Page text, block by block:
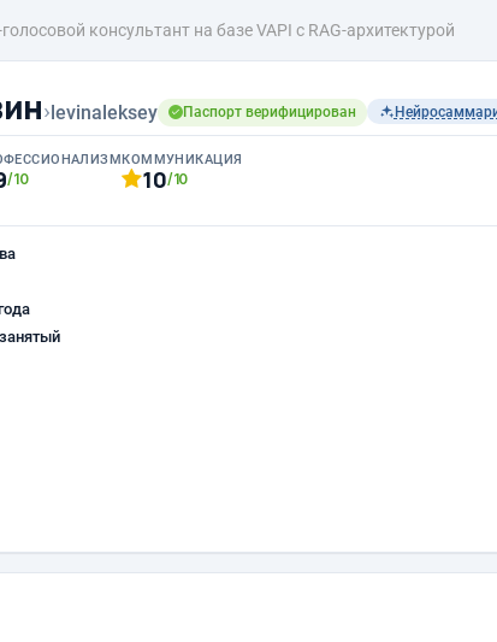
голосовой консультант на базе VAPI с RAG-архитектурой
›levinaleksey Паспорт верифицирован
/10
КОММУНИКАЦИЯ
10/10